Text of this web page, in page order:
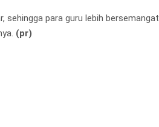
sehingga para guru lebih bersemangat
(pr)